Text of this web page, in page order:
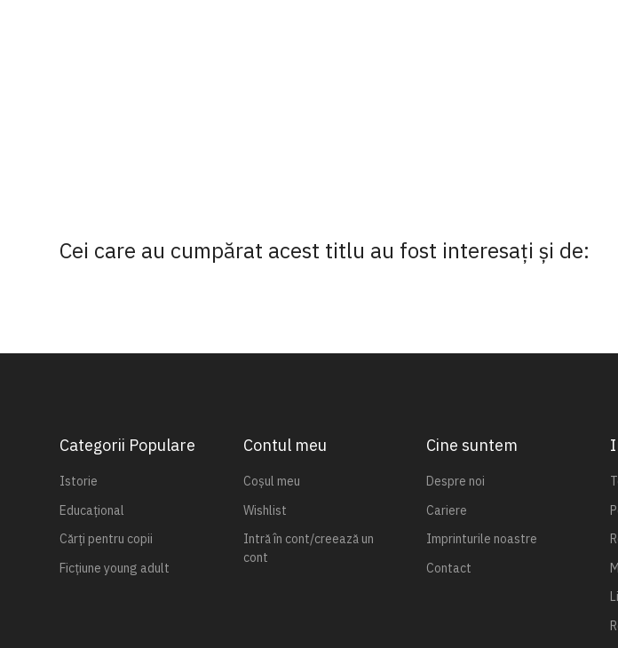
Cei care au cumpărat acest titlu au fost interesaţi şi de:
Categorii Populare
Istorie
Educațional
Cărți pentru copii
Ficțiune young adult
Contul meu
Coșul meu
Wishlist
Intră în cont/creează un
cont
Cine suntem
Despre noi
Cariere
Imprinturile noastre
Contact